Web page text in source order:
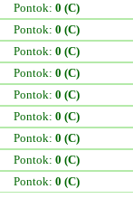
Pontok: 0 (C)
Pontok: 0 (C)
Pontok: 0 (C)
Pontok: 0 (C)
Pontok: 0 (C)
Pontok: 0 (C)
Pontok: 0 (C)
Pontok: 0 (C)
Pontok: 0 (C)